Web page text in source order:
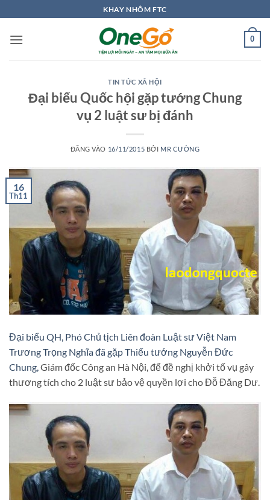
qua
nội
KHAY NHÔM FTC
0
TIN TỨC XÃ HỘI
Đại biểu Quốc hội gặp tướng Chung
vụ 2 luật sư bị đánh
ĐĂNG VÀO 16/11/2015 BỞI MR CƯỜNG
16
Th11
Đại biểu QH, Phó Chủ tịch Liên đoàn Luật sư Việt Nam
Trương Trọng Nghĩa đã gặp Thiếu tướng Nguyễn Đức
Chung,Giám đốc Công an Hà Nội, để đề nghị khởi tố vụ gây
thương tích cho 2 luật sư bảo vệ quyền lợi cho Đỗ Đăng Dư.